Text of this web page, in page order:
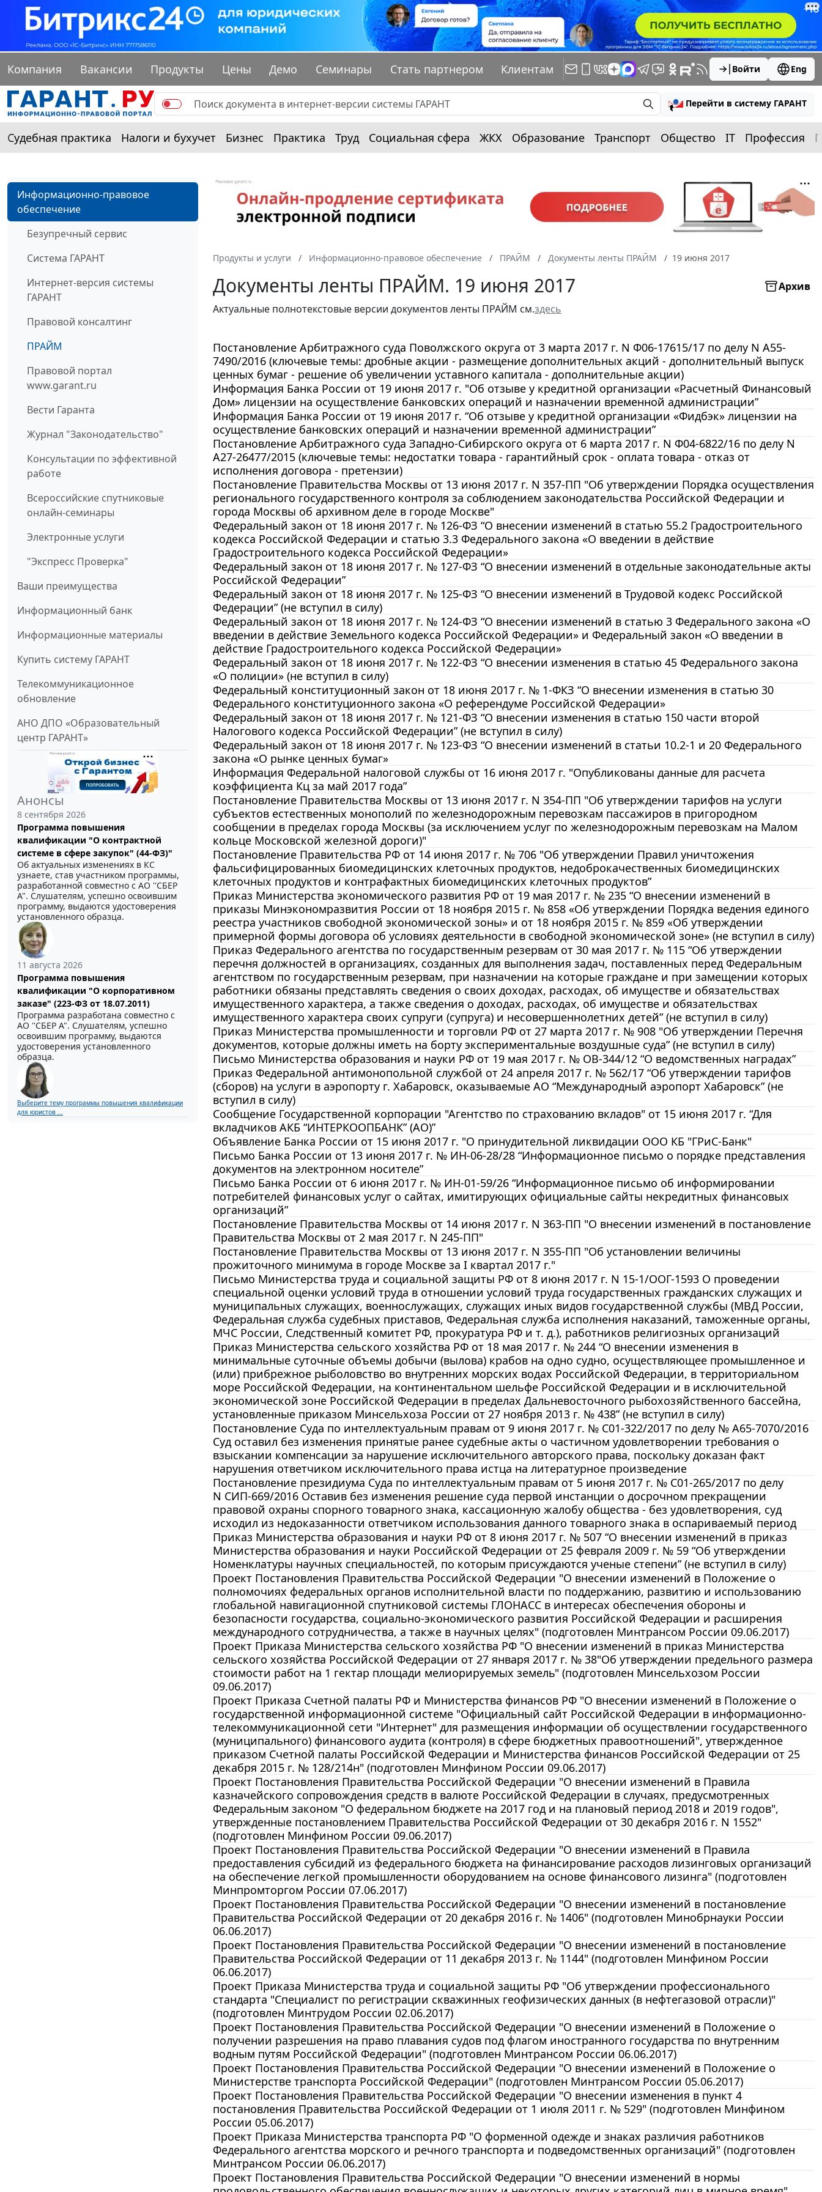
Компания Вакансии Продукты Цены Демо Семинары Стать партнером Клиентам Войти Eng
Перейти в систему ГАРАНТ
Судебная практика Налоги и бухучет Бизнес Практика Труд Социальная сфера ЖКХ Образование Транспорт Общество IT Профессия
Информационно-правовое
обеспечение
Безупречный сервис
Система ГАРАНТ
Интернет-версия системы
ГАРАНТ
Правовой консалтинг
ПРАЙМ
Правовой портал
www.garant.ru
Вести Гаранта
Журнал "Законодательство"
Консультации по эффективной
работе
Всероссийские спутниковые
онлайн-семинары
Электронные услуги
"Экспресс Проверка"
Ваши преимущества
Информационный банк
Информационные материалы
Купить систему ГАРАНТ
Телекоммуникационное
обновление
АНО ДПО «Образовательный
центр ГАРАНТ»
Анонсы
8 сентября 2026
Программа повышения
квалификации "О контрактной
системе в сфере закупок" (44-ФЗ)"
Об актуальных изменениях в КС
узнаете, став участником программы,
разработанной совместно с АО ''СБЕР
А". Слушателям, успешно освоившим
программу, выдаются удостоверения
установленного образца.
11 августа 2026
Программа повышения
квалификации "О корпоративном
заказе" (223-ФЗ от 18.07.2011)
Программа разработана совместно с
АО ''СБЕР А". Слушателям, успешно
освоившим программу, выдаются
удостоверения установленного
образца.
Выберите тему программы повышения квалификации
для юристов ...
Продукты и услуги Информационно-правовое обеспечение ПРАЙМ Документы ленты ПРАЙМ 19 июня 2017
Документы ленты ПРАЙМ. 19 июня 2017
Архив
Актуальные полнотекстовые версии документов ленты ПРАЙМ см.здесь
Постановление Арбитражного суда Поволжского округа от 3 марта 2017 г. N Ф06-17615/17 по делу N А55-
7490/2016 (ключевые темы: дробные акции - размещение дополнительных акций - дополнительный выпуск
ценных бумаг - решение об увеличении уставного капитала - дополнительные акции)
Информация Банка России от 19 июня 2017 г. "Об отзыве у кредитной организации «Расчетный Финансовый
Дом» лицензии на осуществление банковских операций и назначении временной администрации”
Информация Банка России от 19 июня 2017 г. “Об отзыве у кредитной организации «Фидбэк» лицензии на
осуществление банковских операций и назначении временной администрации”
Постановление Арбитражного суда Западно-Сибирского округа от 6 марта 2017 г. N Ф04-6822/16 по делу N
А27-26477/2015 (ключевые темы: недостатки товара - гарантийный срок - оплата товара - отказ от
исполнения договора - претензии)
Постановление Правительства Москвы от 13 июня 2017 г. N 357-ПП "Об утверждении Порядка осуществления
регионального государственного контроля за соблюдением законодательства Российской Федерации и
города Москвы об архивном деле в городе Москве"
Федеральный закон от 18 июня 2017 г. № 126-ФЗ “О внесении изменений в статью 55.2 Градостроительного
кодекса Российской Федерации и статью 3.3 Федерального закона «О введении в действие
Градостроительного кодекса Российской Федерации»
Федеральный закон от 18 июня 2017 г. № 127-ФЗ “О внесении изменений в отдельные законодательные акты
Российской Федерации”
Федеральный закон от 18 июня 2017 г. № 125-ФЗ “О внесении изменений в Трудовой кодекс Российской
Федерации” (не вступил в силу)
Федеральный закон от 18 июня 2017 г. № 124-ФЗ “О внесении изменений в статью 3 Федерального закона «О
введении в действие Земельного кодекса Российской Федерации» и Федеральный закон «О введении в
действие Градостроительного кодекса Российской Федерации»
Федеральный закон от 18 июня 2017 г. № 122-ФЗ “О внесении изменения в статью 45 Федерального закона
«О полиции» (не вступил в силу)
Федеральный конституционный закон от 18 июня 2017 г. № 1-ФКЗ “О внесении изменения в статью 30
Федерального конституционного закона «О референдуме Российской Федерации»
Федеральный закон от 18 июня 2017 г. № 121-ФЗ “О внесении изменения в статью 150 части второй
Налогового кодекса Российской Федерации” (не вступил в силу)
Федеральный закон от 18 июня 2017 г. № 123-ФЗ “О внесении изменений в статьи 10.2-1 и 20 Федерального
закона «О рынке ценных бумаг»
Информация Федеральной налоговой службы от 16 июня 2017 г. "Опубликованы данные для расчета
коэффициента Кц за май 2017 года”
Постановление Правительства Москвы от 13 июня 2017 г. N 354-ПП "Об утверждении тарифов на услуги
субъектов естественных монополий по железнодорожным перевозкам пассажиров в пригородном
сообщении в пределах города Москвы (за исключением услуг по железнодорожным перевозкам на Малом
кольце Московской железной дороги)"
Постановление Правительства РФ от 14 июня 2017 г. № 706 "Об утверждении Правил уничтожения
фальсифицированных биомедицинских клеточных продуктов, недоброкачественных биомедицинских
клеточных продуктов и контрафактных биомедицинских клеточных продуктов”
Приказ Министерства экономического развития РФ от 19 мая 2017 г. № 235 “О внесении изменений в
приказы Минэкономразвития России от 18 ноября 2015 г. № 858 «Об утверждении Порядка ведения единого
реестра участников свободной экономической зоны» и от 18 ноября 2015 г. № 859 «Об утверждении
примерной формы договора об условиях деятельности в свободной экономической зоне» (не вступил в силу)
Приказ Федерального агентства по государственным резервам от 30 мая 2017 г. № 115 “Об утверждении
перечня должностей в организациях, созданных для выполнения задач, поставленных перед Федеральным
агентством по государственным резервам, при назначении на которые граждане и при замещении которых
работники обязаны представлять сведения о своих доходах, расходах, об имуществе и обязательствах
имущественного характера, а также сведения о доходах, расходах, об имуществе и обязательствах
имущественного характера своих супруги (супруга) и несовершеннолетних детей” (не вступил в силу)
Приказ Министерства промышленности и торговли РФ от 27 марта 2017 г. № 908 "Об утверждении Перечня
документов, которые должны иметь на борту экспериментальные воздушные суда” (не вступил в силу)
Письмо Министерства образования и науки РФ от 19 мая 2017 г. № ОВ-344/12 “О ведомственных наградах”
Приказ Федеральной антимонопольной службой от 24 апреля 2017 г. № 562/17 “Об утверждении тарифов
(сборов) на услуги в аэропорту г. Хабаровск, оказываемые АО “Международный аэропорт Хабаровск” (не
вступил в силу)
Сообщение Государственной корпорации "Агентство по страхованию вкладов" от 15 июня 2017 г. “Для
вкладчиков АКБ “ИНТЕРКООПБАНК” (АО)”
Объявление Банка России от 15 июня 2017 г. "О принудительной ликвидации ООО КБ "ГРиС-Банк"
Письмо Банка России от 13 июня 2017 г. № ИН-06-28/28 “Информационное письмо о порядке представления
документов на электронном носителе”
Письмо Банка России от 6 июня 2017 г. № ИН-01-59/26 “Информационное письмо об информировании
потребителей финансовых услуг о сайтах, имитирующих официальные сайты некредитных финансовых
организаций”
Постановление Правительства Москвы от 14 июня 2017 г. N 363-ПП "О внесении изменений в постановление
Правительства Москвы от 2 мая 2017 г. N 245-ПП"
Постановление Правительства Москвы от 13 июня 2017 г. N 355-ПП "Об установлении величины
прожиточного минимума в городе Москве за I квартал 2017 г."
Письмо Министерства труда и социальной защиты РФ от 8 июня 2017 г. N 15-1/ООГ-1593 О проведении
специальной оценки условий труда в отношении условий труда государственных гражданских служащих и
муниципальных служащих, военнослужащих, служащих иных видов государственной службы (МВД России,
Федеральная служба судебных приставов, Федеральная служба исполнения наказаний, таможенные органы,
МЧС России, Следственный комитет РФ, прокуратура РФ и т. д.), работников религиозных организаций
Приказ Министерства сельского хозяйства РФ от 18 мая 2017 г. № 244 “О внесении изменения в
минимальные суточные объемы добычи (вылова) крабов на одно судно, осуществляющее промышленное и
(или) прибрежное рыболовство во внутренних морских водах Российской Федерации, в территориальном
море Российской Федерации, на континентальном шельфе Российской Федерации и в исключительной
экономической зоне Российской Федерации в пределах Дальневосточного рыбохозяйственного бассейна,
установленные приказом Минсельхоза России от 27 ноября 2013 г. № 438” (не вступил в силу)
Постановление Суда по интеллектуальным правам от 9 июня 2017 г. № С01-322/2017 по делу № А65-7070/2016
Суд оставил без изменения принятые ранее судебные акты о частичном удовлетворении требования о
взыскании компенсации за нарушение исключительного авторского права, поскольку доказан факт
нарушения ответчиком исключительного права истца на литературное произведение
Постановление президиума Суда по интеллектуальным правам от 5 июня 2017 г. № С01-265/2017 по делу
N СИП-669/2016 Оставив без изменения решение суда первой инстанции о досрочном прекращении
правовой охраны спорного товарного знака, кассационную жалобу общества - без удовлетворения, суд
исходил из недоказанности ответчиком использования данного товарного знака в оспариваемый период
Приказ Министерства образования и науки РФ от 8 июня 2017 г. № 507 “О внесении изменений в приказ
Министерства образования и науки Российской Федерации от 25 февраля 2009 г. № 59 “Об утверждении
Номенклатуры научных специальностей, по которым присуждаются ученые степени” (не вступил в силу)
Проект Постановления Правительства Российской Федерации "О внесении изменений в Положение о
полномочиях федеральных органов исполнительной власти по поддержанию, развитию и использованию
глобальной навигационной спутниковой системы ГЛОНАСС в интересах обеспечения обороны и
безопасности государства, социально-экономического развития Российской Федерации и расширения
международного сотрудничества, а также в научных целях" (подготовлен Минтрансом России 09.06.2017)
Проект Приказа Министерства сельского хозяйства РФ "О внесении изменений в приказ Министерства
сельского хозяйства Российской Федерации от 27 января 2017 г. № 38"Об утверждении предельного размера
стоимости работ на 1 гектар площади мелиорируемых земель" (подготовлен Минсельхозом России
09.06.2017)
Проект Приказа Счетной палаты РФ и Министерства финансов РФ "О внесении изменений в Положение о
государственной информационной системе "Официальный сайт Российской Федерации в информационно-
телекоммуникационной сети "Интернет" для размещения информации об осуществлении государственного
(муниципального) финансового аудита (контроля) в сфере бюджетных правоотношений", утвержденное
приказом Счетной палаты Российской Федерации и Министерства финансов Российской Федерации от 25
декабря 2015 г. № 128/214н" (подготовлен Минфином России 09.06.2017)
Проект Постановления Правительства Российской Федерации "О внесении изменений в Правила
казначейского сопровождения средств в валюте Российской Федерации в случаях, предусмотренных
Федеральным законом "О федеральном бюджете на 2017 год и на плановый период 2018 и 2019 годов",
утвержденные постановлением Правительства Российской Федерации от 30 декабря 2016 г. N 1552"
(подготовлен Минфином России 09.06.2017)
Проект Постановления Правительства Российской Федерации "О внесении изменений в Правила
предоставления субсидий из федерального бюджета на финансирование расходов лизинговых организаций
на обеспечение легкой промышленности оборудованием на основе финансового лизинга" (подготовлен
Минпромторгом России 07.06.2017)
Проект Постановления Правительства Российской Федерации "О внесении изменений в постановление
Правительства Российской Федерации от 20 декабря 2016 г. № 1406" (подготовлен Минобрнауки России
06.06.2017)
Проект Постановления Правительства Российской Федерации "О внесении изменений в постановление
Правительства Российской Федерации от 11 декабря 2013 г. № 1144" (подготовлен Минфином России
06.06.2017)
Проект Приказа Министерства труда и социальной защиты РФ "Об утверждении профессионального
стандарта "Специалист по регистрации скважинных геофизических данных (в нефтегазовой отрасли)"
(подготовлен Минтрудом России 02.06.2017)
Проект Постановления Правительства Российской Федерации "О внесении изменений в Положение о
получении разрешения на право плавания судов под флагом иностранного государства по внутренним
водным путям Российской Федерации" (подготовлен Минтрансом России 06.06.2017)
Проект Постановления Правительства Российской Федерации "О внесении изменений в Положение о
Министерстве транспорта Российской Федерации" (подготовлен Минтрансом России 05.06.2017)
Проект Постановления Правительства Российской Федерации "О внесении изменения в пункт 4
постановления Правительства Российской Федерации от 1 июля 2011 г. № 529" (подготовлен Минфином
России 05.06.2017)
Проект Приказа Министерства транспорта РФ "О форменной одежде и знаках различия работников
Федерального агентства морского и речного транспорта и подведомственных организаций" (подготовлен
Минтрансом России 06.06.2017)
Проект Постановления Правительства Российской Федерации "О внесении изменений в нормы